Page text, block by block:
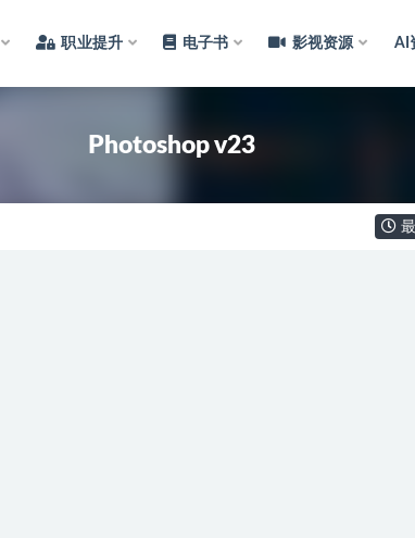
职业提升 电子书 影视资源 AI
Photoshop v23